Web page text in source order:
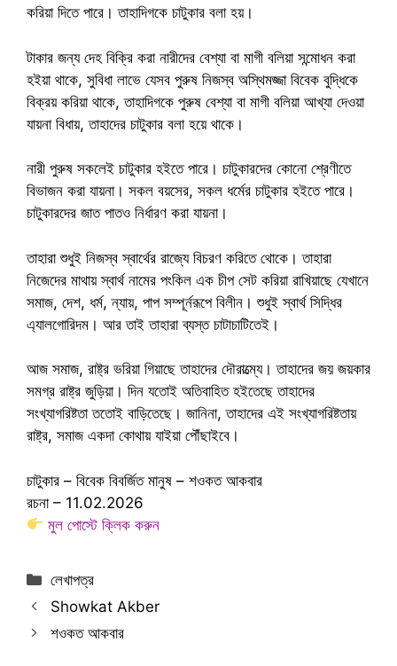
করিয়া দিতে পারে। তাহাদিগকে চাটুকার বলা হয়।
টাকার জন্য দেহ বিক্রি করা নারীদের বেশ্যা বা মাগী বলিয়া সন্মোধন করা
হইয়া থাকে, সুবিধা লাভে যেসব পুরুষ নিজস্ব অস্থিমজ্জা বিবেক বুদ্ধিকে
বিক্রয় করিয়া থাকে, তাহাদিগকে পুরুষ বেশ্যা বা মাগী বলিয়া আখ্যা দেওয়া
যায়না বিধায়, তাহাদের চাটুকার বলা হয়ে থাকে।
নারী পুরুষ সকলেই চাটুকার হইতে পারে। চাটুকারদের কোনো শ্রেণীতে
বিভাজন করা যায়না। সকল বয়সের, সকল ধর্মের চাটুকার হইতে পারে।
চাটুকারদের জাত পাতও নির্ধারণ করা যায়না।
তাহারা শুধুই নিজস্ব স্বার্থের রাজ্যে বিচরণ করিতে থোকে। তাহারা
নিজেদের মাথায় স্বার্থ নামের পংকিল এক চীপ সেট করিয়া রাখিয়াছে যেখানে
সমাজ, দেশ, ধর্ম, ন্যায়, পাপ সম্পূর্নরূপে বিলীন। শুধুই স্বার্থ সিদ্ধির
এ্যালগোরিদম। আর তাই তাহারা ব্যস্ত চাটাচাটিতেই।
আজ সমাজ, রাষ্ট্র ভরিয়া গিয়াছে তাহাদের দৌরাত্ম্যে। তাহাদের জয় জয়কার
সমগ্র রাষ্ট্র জুড়িয়া। দিন যতোই অতিবাহিত হইতেছে তাহাদের
সংখ্যাগরিষ্টতা ততোই বাড়িতেছে। জানিনা, তাহাদের এই সংখ্যাগরিষ্টতায়
রাষ্ট্র, সমাজ একদা কোথায় যাইয়া পৌঁছাইবে।
চাটুকার – বিবেক বিবর্জিত মানুষ – শওকত আকবার
রচনা – 11.02.2026
মুল পোস্টে ক্লিক করুন
Categories
লেখাপত্র
Showkat Akber
শওকত আকবার